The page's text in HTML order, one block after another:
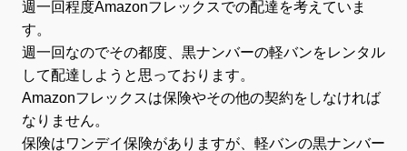
週一回程度Amazonフレックスでの配達を考えていま
す。
週一回なのでその都度、黒ナンバーの軽バンをレンタル
して配達しようと思っております。
Amazonフレックスは保険やその他の契約をしなければ
なりません。
保険はワンデイ保険がありますが、軽バンの黒ナンバー